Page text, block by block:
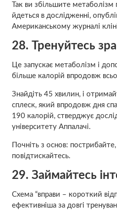
Так ви збільшите
йдеться в дослідженні,
Американському журналі
28. Тренуйтесь
Це запускає метаболізм і
більше калорій впродовж
Знайдіть 45 хвилин, і
сплеск, який впродовж дня
190 калорій, стверджує
університету Аппалачі.
Почніть з основ:
повідтискайтесь.
29. Займайтесь
Схема “вправи – короткий
ефективніша за довгі